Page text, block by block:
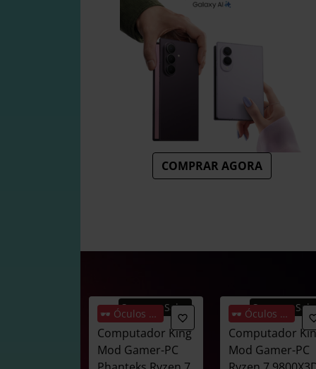
COMPRAR AGORA
🕶️ Óculos Oferta
Summer Sales
Computador King
Mod Gamer-PC
🕶️ Óculos Oferta
Summer
Computador
Mod Gamer-PC